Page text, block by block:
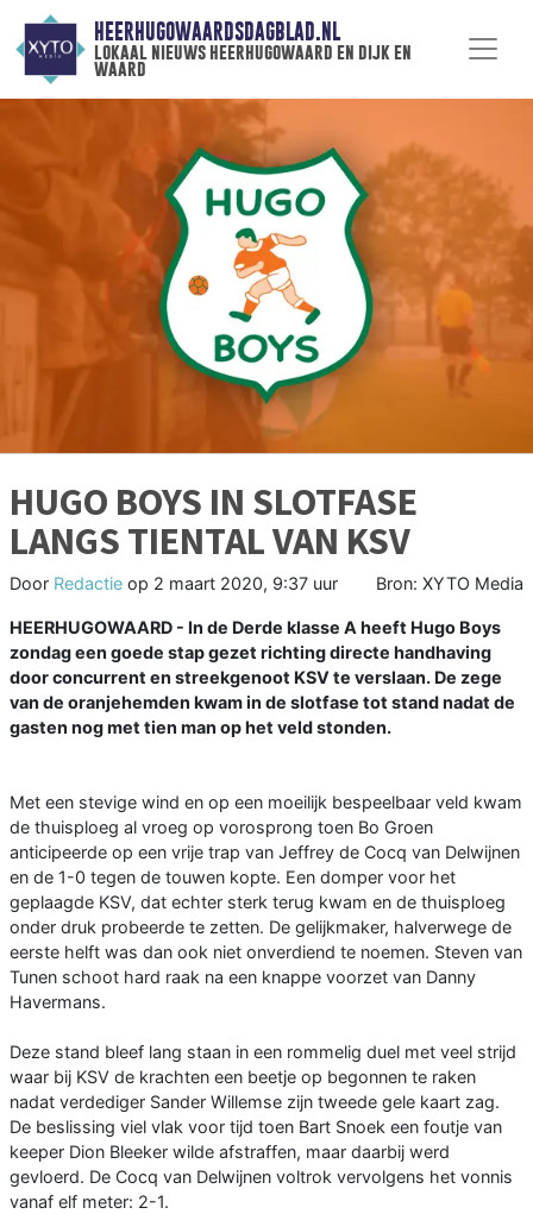
HEERHUGOWAARDSDAGBLAD.NL
lokaal nieuws heerhugowaard en dijk en
waard
HUGO BOYS IN SLOTFASE
LANGS TIENTAL VAN KSV
Door Redactie op 2 maart 2020, 9:37 uur Bron: XYTO Media
HEERHUGOWAARD - In de Derde klasse A heeft Hugo Boys
zondag een goede stap gezet richting directe handhaving
door concurrent en streekgenoot KSV te verslaan. De zege
van de oranjehemden kwam in de slotfase tot stand nadat de
gasten nog met tien man op het veld stonden.
Met een stevige wind en op een moeilijk bespeelbaar veld kwam
de thuisploeg al vroeg op vorosprong toen Bo Groen
anticipeerde op een vrije trap van Jeffrey de Cocq van Delwijnen
en de 1-0 tegen de touwen kopte. Een domper voor het
geplaagde KSV, dat echter sterk terug kwam en de thuisploeg
onder druk probeerde te zetten. De gelijkmaker, halverwege de
eerste helft was dan ook niet onverdiend te noemen. Steven van
Tunen schoot hard raak na een knappe voorzet van Danny
Havermans.
Deze stand bleef lang staan in een rommelig duel met veel strijd
waar bij KSV de krachten een beetje op begonnen te raken
nadat verdediger Sander Willemse zijn tweede gele kaart zag.
De beslissing viel vlak voor tijd toen Bart Snoek een foutje van
keeper Dion Bleeker wilde afstraffen, maar daarbij werd
gevloerd. De Cocq van Delwijnen voltrok vervolgens het vonnis
vanaf elf meter: 2-1.